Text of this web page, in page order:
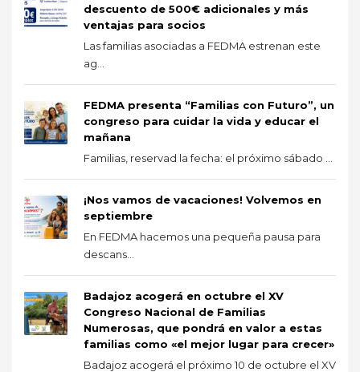
descuento de 500€ adicionales y más
ventajas para socios
Las familias asociadas a FEDMA estrenan este
ag...
FEDMA presenta “Familias con Futuro”, un
congreso para cuidar la vida y educar el
mañana
Familias, reservad la fecha: el próximo sábado ...
¡Nos vamos de vacaciones! Volvemos en
septiembre
En FEDMA hacemos una pequeña pausa para
descans...
Badajoz acogerá en octubre el XV
Congreso Nacional de Familias
Numerosas, que pondrá en valor a estas
familias como «el mejor lugar para crecer»
Badajoz acogerá el próximo 10 de octubre el XV